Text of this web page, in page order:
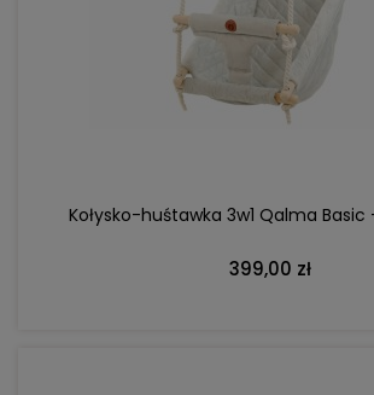
Kołysko-huśtawka 3w1 Qalma
399,00 zł
DO KOSZYKA